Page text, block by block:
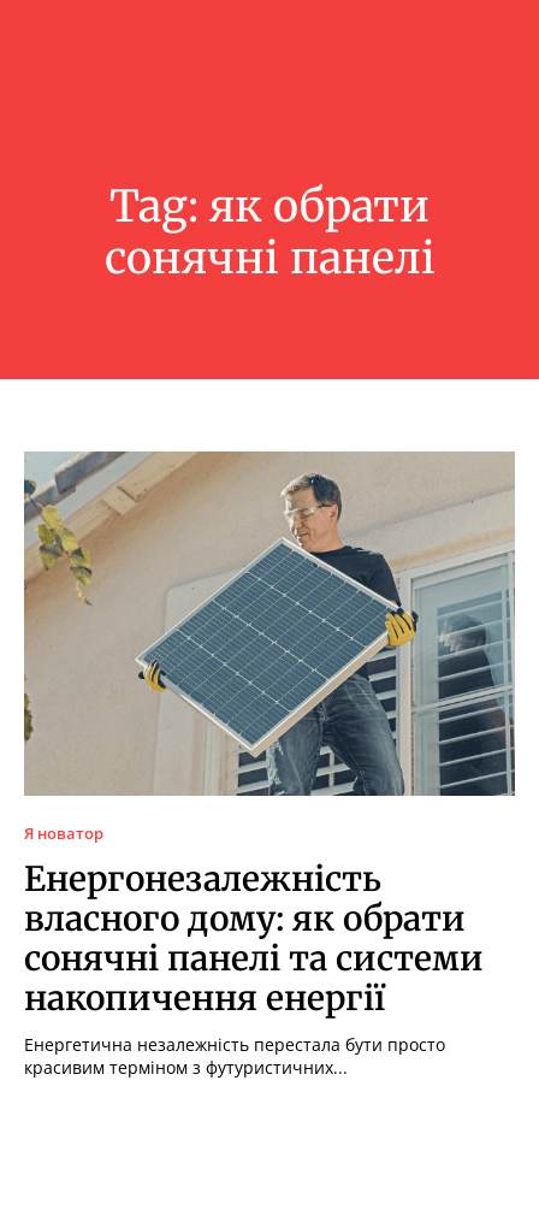
Tag: як обрати
сонячні панелі
Я новатор
Енергонезалежність
власного дому: як обрати
сонячні панелі та системи
накопичення енергії
Енергетична незалежність перестала бути просто
красивим терміном з футуристичних...